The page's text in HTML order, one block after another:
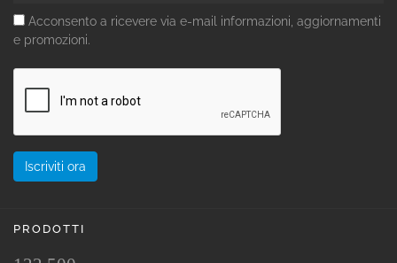
Acconsento a ricevere via e-mail informazioni, aggiornamenti
e promozioni.
PRODOTTI